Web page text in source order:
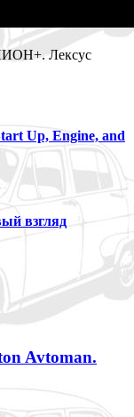
Лексус
Up, Engine, and
взгляд
Avtoman.